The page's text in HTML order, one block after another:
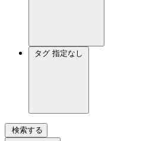
タグ 指定なし
検索する